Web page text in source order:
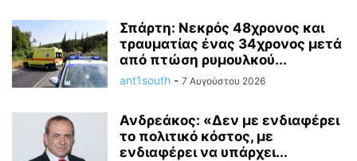
Σπάρτη: Νεκρός 48χρονος και
τραυματίας ένας 34χρονος μετά
από πτώση ρυμουλκού...
ant1south - 7 Αυγούστου 2026
Ανδρεάκος: «Δεν με ενδιαφέρει
το πολιτικό κόστος, με
ενδιαφέρει να υπάρχει...